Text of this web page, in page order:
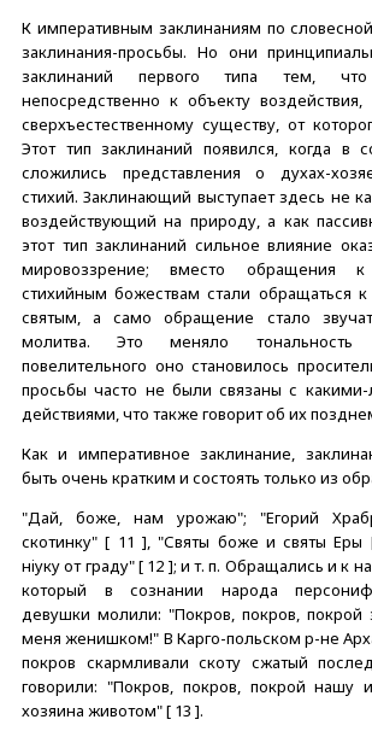
К императивным заклинаниям по
заклинания-просьбы. Но они
заклинаний первого типа тем,
непосредственно к объекту
сверхъестественному существу, от
Этот тип заклинаний появился, когда в
сложились представления о духах-
стихий. Заклинающий выступает здесь не
воздействующий на природу, а как
этот тип заклинаний сильное влияние
мировоззрение; вместо обращения к
стихийным божествам стали обращаться к
святым, а само обращение стало
молитва. Это меняло тональность
повелительного оно становилось
просьбы часто не были связаны с
действиями, что также говорит об их
Как и императивное заклинание,
быть очень кратким и состоять только из
"Дай, боже, нам урожаю"; "Егорий
скотинку" [ 11 ], "Святы боже и святы Еры
нiуку от граду" [ 12 ]; и т. п. Обращались и к
который в сознании народа
девушки молили: "Покров, покров,
меня женишком!" В Карго-польском р-не
покров скармливали скоту сжатый
говорили: "Покров, покров, покрой нашу
хозяина животом" [ 13 ].